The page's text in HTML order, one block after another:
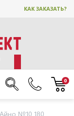
КАК ЗАКАЗАТЬ?
0
№10 180